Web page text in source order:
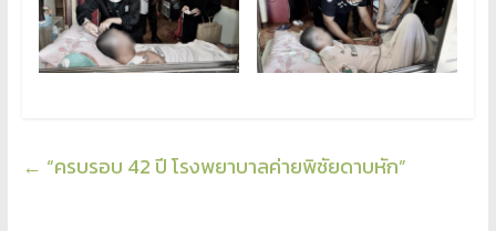
← “ครบรอบ 42 ปี โรงพยาบาลค่ายพิชัยดาบหัก”